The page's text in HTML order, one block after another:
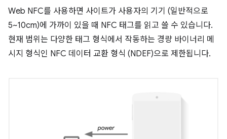
Web NFC를 사용하면 사이트가 사용자의 기기 (일반적으로
5~10cm)에 가까이 있을 때 NFC 태그를 읽고 쓸 수 있습니다.
현재 범위는 다양한 태그 형식에서 작동하는 경량 바이너리 메
시지 형식인 NFC 데이터 교환 형식 (NDEF)으로 제한됩니다.